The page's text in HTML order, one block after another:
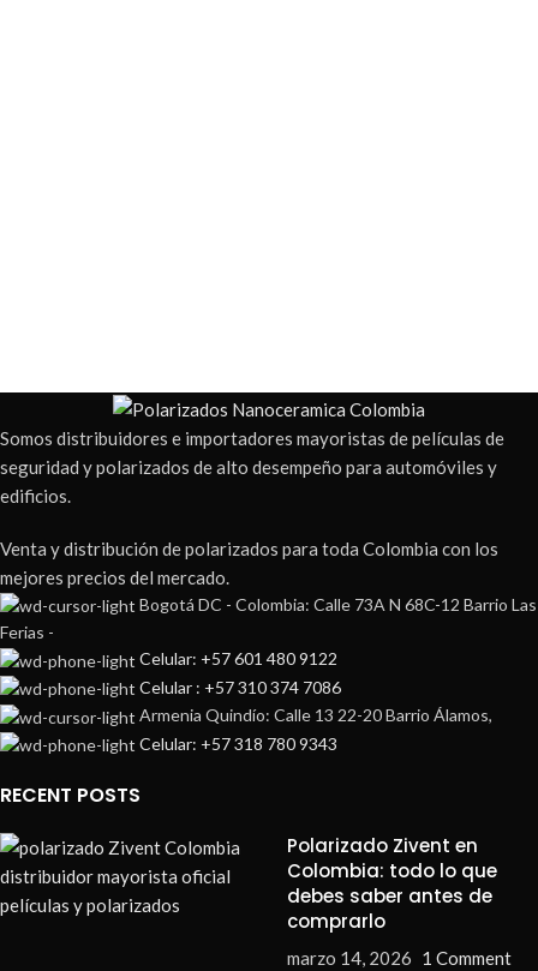
Somos distribuidores e importadores mayoristas de películas de
seguridad y polarizados de alto desempeño para automóviles y
edificios.
Venta y distribución de polarizados para toda Colombia con los
mejores precios del mercado.
Bogotá DC - Colombia: Calle 73A N 68C-12 Barrio Las
Ferias -
Celular: +57 601 480 9122
Celular : +57 310 374 7086
Armenia Quindío: Calle 13 22-20 Barrio Álamos,
Celular: +57 318 780 9343
RECENT POSTS
Polarizado Zivent en
Colombia: todo lo que
debes saber antes de
comprarlo
marzo 14, 2026 1 Comment